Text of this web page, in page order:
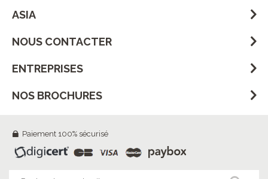
ASIA
NOUS CONTACTER
ENTREPRISES
NOS BROCHURES
Paiement 100% sécurisé